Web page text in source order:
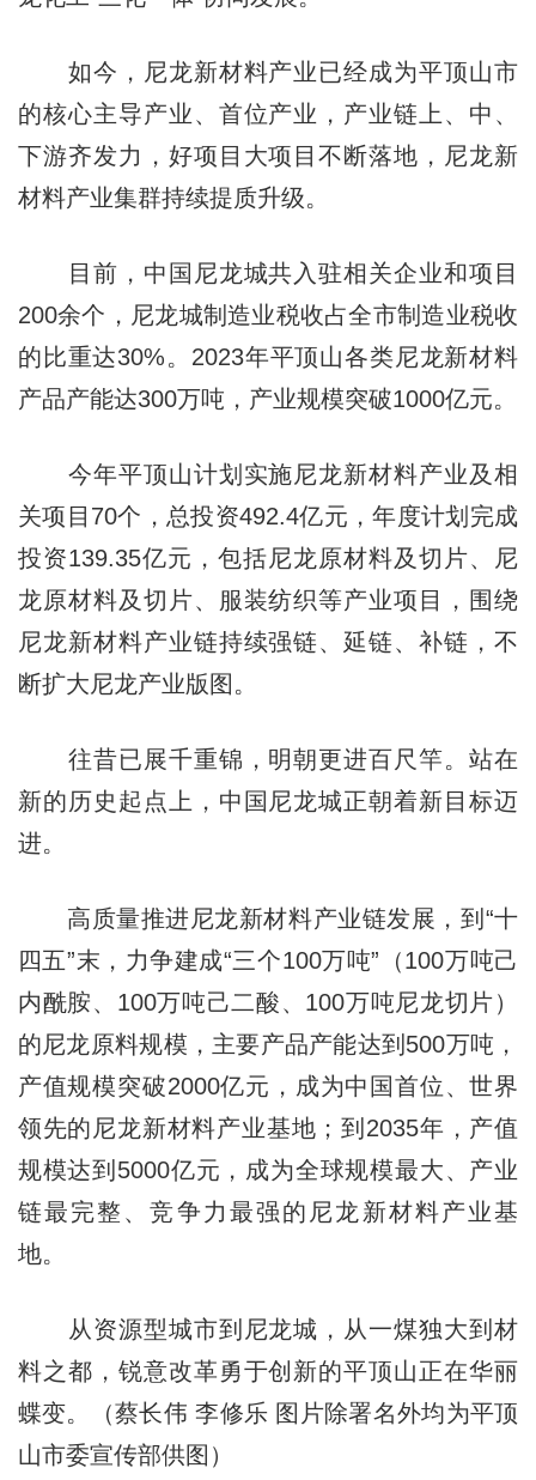
如今，尼龙新材料产业已经成为平顶山市
的核心主导产业、首位产业，产业链上、中、
下游齐发力，好项目大项目不断落地，尼龙新
材料产业集群持续提质升级。
目前，中国尼龙城共入驻相关企业和项目
200余个，尼龙城制造业税收占全市制造业税收
的比重达30%。2023年平顶山各类尼龙新材料
产品产能达300万吨，产业规模突破1000亿元。
今年平顶山计划实施尼龙新材料产业及相
关项目70个，总投资492.4亿元，年度计划完成
投资139.35亿元，包括尼龙原材料及切片、尼
龙原材料及切片、服装纺织等产业项目，围绕
尼龙新材料产业链持续强链、延链、补链，不
断扩大尼龙产业版图。
往昔已展千重锦，明朝更进百尺竿。站在
新的历史起点上，中国尼龙城正朝着新目标迈
进。
高质量推进尼龙新材料产业链发展，到“十
四五”末，力争建成“三个100万吨”（100万吨己
内酰胺、100万吨己二酸、100万吨尼龙切片）
的尼龙原料规模，主要产品产能达到500万吨，
产值规模突破2000亿元，成为中国首位、世界
领先的尼龙新材料产业基地；到2035年，产值
规模达到5000亿元，成为全球规模最大、产业
链最完整、竞争力最强的尼龙新材料产业基
地。
从资源型城市到尼龙城，从一煤独大到材
料之都，锐意改革勇于创新的平顶山正在华丽
蝶变。（蔡长伟 李修乐 图片除署名外均为平顶
山市委宣传部供图）